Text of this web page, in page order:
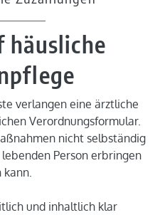
häusliche
verlangen eine ärztliche
Verordnungsformular.
nicht selbständig
Person erbringen
kann.
und inhaltlich klar